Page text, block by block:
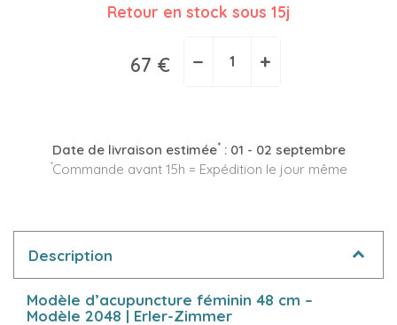
Retour en stock sous 15j
67 € − +
Date de livraison estimée*: 01 - 02 septembre
*Commande avant 15h = Expédition le jour même
Description
Modèle d’acupuncture féminin 48 cm –
Modèle 2048 | Erler-Zimmer